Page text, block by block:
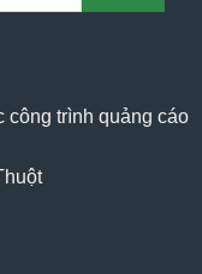
công trình quảng cáo